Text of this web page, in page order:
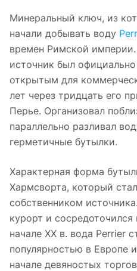
Минеральный ключ, из
начали добывать воду
времен Римской
источник был
открытым для
лет через тридцать его
Перье. Организовал
параллельно разливал
герметичные бутылки.
Характерная форма
Хармсворта, который
собственником
курорт и
начале XX в. вода Perrier
популярностью в Европе
начале девяностых